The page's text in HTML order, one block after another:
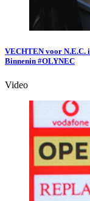
VECHTEN voor N.E.C.
Binnenin #OLYNEC
Video